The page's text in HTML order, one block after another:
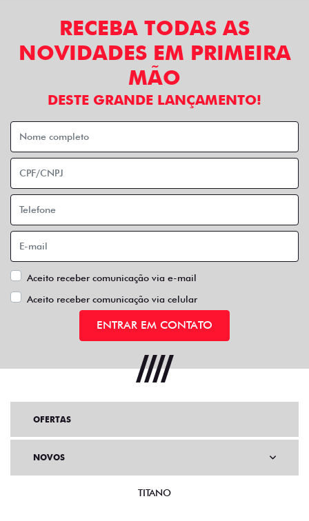
RECEBA TODAS AS
NOVIDADES EM PRIMEIRA
MÃO
DESTE GRANDE LANÇAMENTO!
Aceito receber comunicação via e-mail
Aceito receber comunicação via celular
ENTRAR EM CONTATO
OFERTAS
NOVOS
TITANO